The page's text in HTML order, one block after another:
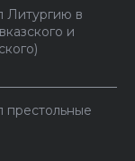
Литургию в
и
престольные